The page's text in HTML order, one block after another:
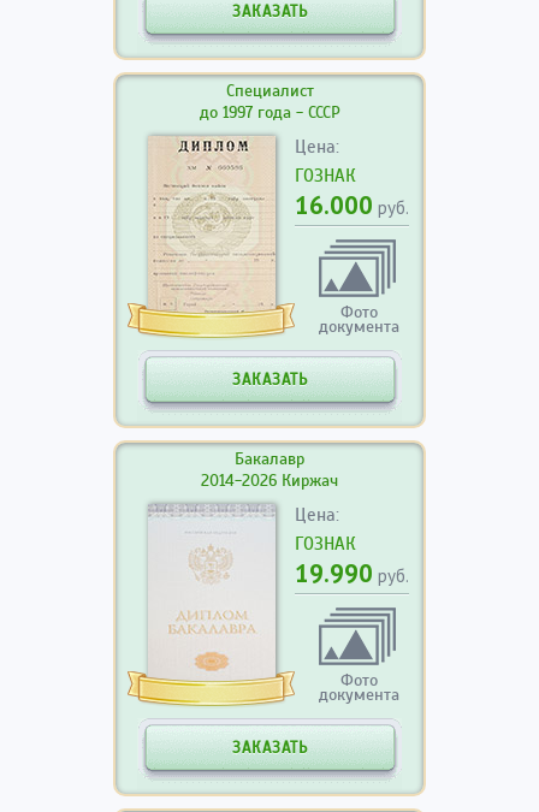
ЗАКАЗАТЬ
Специалист
до 1997 года - СССР
Цена:
ГОЗНАК
16.000 руб.
Фото
документа
ЗАКАЗАТЬ
Бакалавр
2014-2026 Киржач
Цена:
ГОЗНАК
19.990 руб.
Фото
документа
ЗАКАЗАТЬ